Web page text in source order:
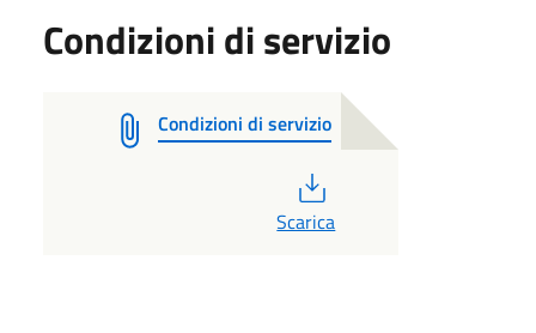
Condizioni di servizio
Condizioni di servizio
Scarica